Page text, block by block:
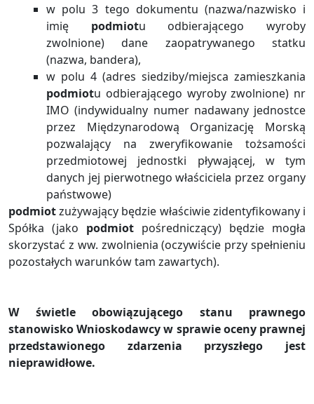
w polu 3 tego dokumentu (nazwa/nazwisko i
imię podmiotu odbierającego wyroby
zwolnione) dane zaopatrywanego statku
(nazwa, bandera),
w polu 4 (adres siedziby/miejsca zamieszkania
podmiotu odbierającego wyroby zwolnione) nr
IMO (indywidualny numer nadawany jednostce
przez Międzynarodową Organizację Morską
pozwalający na zweryfikowanie tożsamości
przedmiotowej jednostki pływającej, w tym
danych jej pierwotnego właściciela przez organy
państwowe)
podmiotzużywający będzie właściwie zidentyfikowany i
Spółka (jako podmiot pośredniczący) będzie mogła
skorzystać z ww. zwolnienia (oczywiście przy spełnieniu
pozostałych warunków tam zawartych).
W świetle obowiązującego stanu prawnego
stanowisko Wnioskodawcy w sprawie oceny prawnej
przedstawionego zdarzenia przyszłego jest
nieprawidłowe.